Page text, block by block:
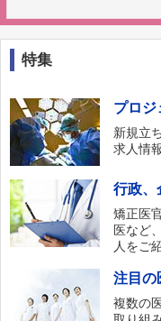
特集
プロジ
新規立
求人情
行政、
矯正医
医など
人をご
注目の
複数の